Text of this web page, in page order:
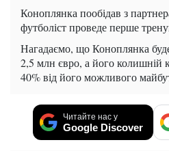
Коноплянка пообідав з
футболіст проведе перше
Нагадаємо, що Коноплянка
2,5 млн євро, а його колишній
40% від його можливого
Читайте нас у
Google Discover